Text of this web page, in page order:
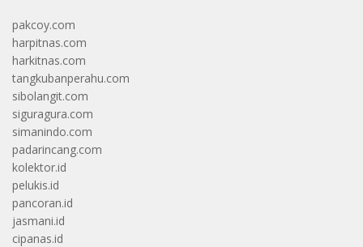
pakcoy.com
harpitnas.com
harkitnas.com
tangkubanperahu.com
sibolangit.com
siguragura.com
simanindo.com
padarincang.com
kolektor.id
pelukis.id
pancoran.id
jasmani.id
cipanas.id